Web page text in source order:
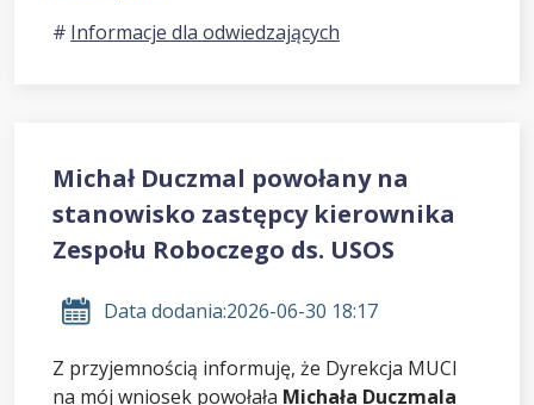
Informacje dla odwiedzających
Michał Duczmal powołany na
stanowisko zastępcy kierownika
Zespołu Roboczego ds. USOS
Data dodania:2026-06-30 18:17
Z przyjemnością informuję, że Dyrekcja MUCI
na mój wniosek powołała Michała Duczmala